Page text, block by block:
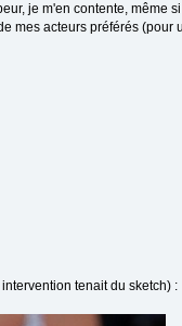
je m'en contente, même
mes acteurs préférés (pour
tenait du sketch) :